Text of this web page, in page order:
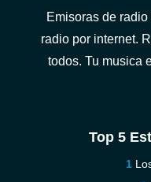
Emisoras de
radio por internet.
todos. Tu musica
Top 5